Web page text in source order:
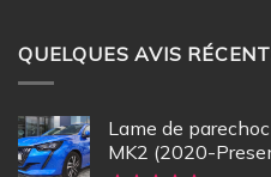
QUELQUES AVIS
Lame de
MK2 (2020-